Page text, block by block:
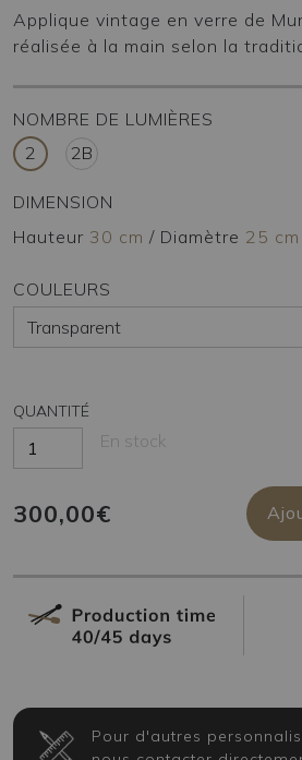
Applique vintage en verre de
réalisée à la main selon la
NOMBRE DE LUMIÈRES
2
2B
DIMENSION
Hauteur 30 cm / Diamètre 25 cm
COULEURS
QUANTITÉ
En stock
300,00€
Pour d'autres